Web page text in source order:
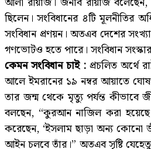
ছিলেন। সংবিধানের ৪টি মূলনীতির
সংবিধান প্রণয়ন। অতএব দেশের
গণভোটও হতে পারে। সংবিধান
কেমন সংবিধান চাই :প্রচলিত অর্থে
আলে ইমরানের ১৯ নম্বর আয়াতে
তার জন্ম থেকে মৃত্যু পর্যন্ত
বলছেন, “কুরআন নাজিল করা হয়েছে
করেছেন, ‘ইসলাম ছাড়া অন্য কোনো
আইন চলবে তাঁর।” অতএব সৃষ্টি